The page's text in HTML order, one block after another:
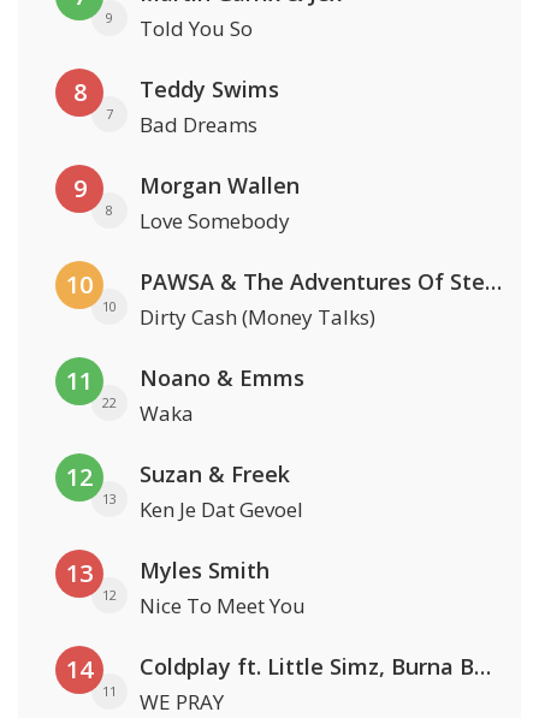
9 Told You So
8
7
Teddy Swims
Bad Dreams
9
8
Morgan Wallen
Love Somebody
10
10
PAWSA & The Adventures Of Stevie V
Dirty Cash (Money Talks)
11
22
Noano & Emms
Waka
12
13
Suzan & Freek
Ken Je Dat Gevoel
13
12
Myles Smith
Nice To Meet You
14
11
Coldplay ft. Little Simz, Burna Boy, Elyanna & Tini
WE PRAY